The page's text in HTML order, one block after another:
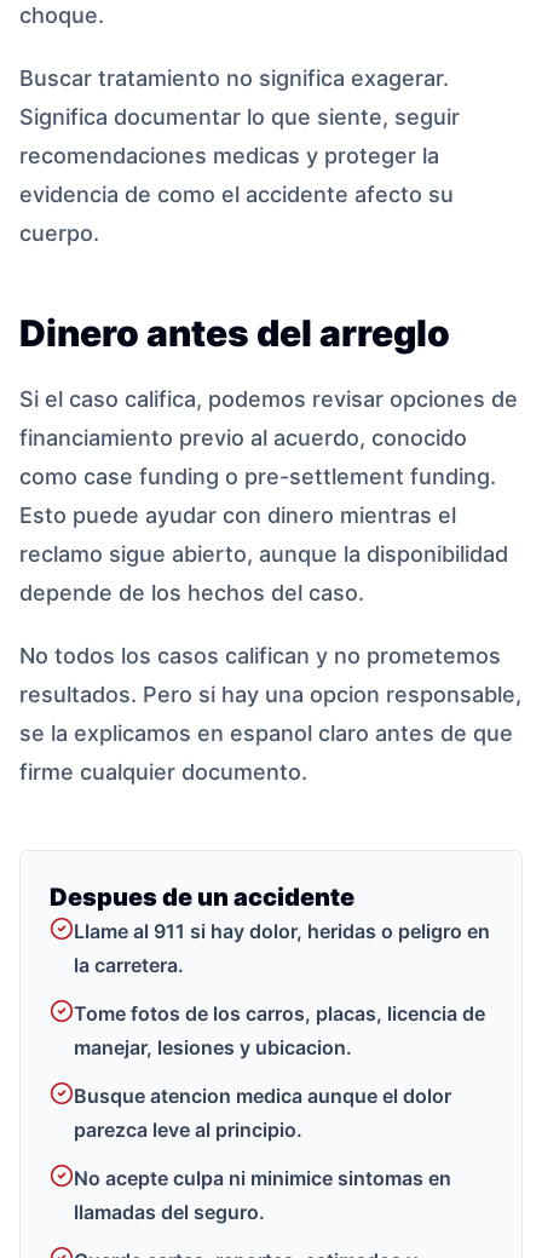
choque.
Buscar tratamiento no significa exagerar.
Significa documentar lo que siente, seguir
recomendaciones medicas y proteger la
evidencia de como el accidente afecto su
cuerpo.
Dinero antes del arreglo
Si el caso califica, podemos revisar opciones de
financiamiento previo al acuerdo, conocido
como case funding o pre-settlement funding.
Esto puede ayudar con dinero mientras el
reclamo sigue abierto, aunque la disponibilidad
depende de los hechos del caso.
No todos los casos califican y no prometemos
resultados. Pero si hay una opcion responsable,
se la explicamos en espanol claro antes de que
firme cualquier documento.
Despues de un accidente
Llame al 911 si hay dolor, heridas o peligro en
la carretera.
Tome fotos de los carros, placas, licencia de
manejar, lesiones y ubicacion.
Busque atencion medica aunque el dolor
parezca leve al principio.
No acepte culpa ni minimice sintomas en
llamadas del seguro.